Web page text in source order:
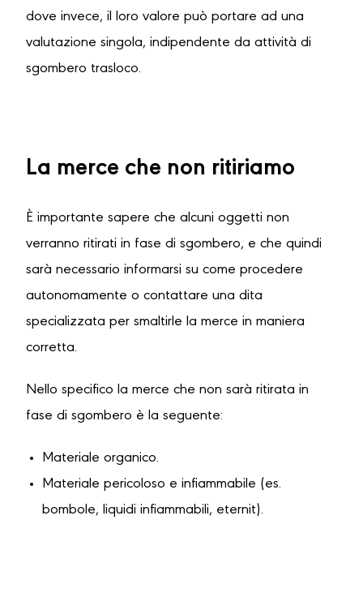
dove invece, il loro valore può portare ad una
valutazione singola, indipendente da attività di
sgombero trasloco.
La merce che non ritiriamo
È importante sapere che alcuni oggetti non
verranno ritirati in fase di sgombero, e che quindi
sarà necessario informarsi su come procedere
autonomamente o contattare una dita
specializzata per smaltirle la merce in maniera
corretta.
Nello specifico la merce che non sarà ritirata in
fase di sgombero è la seguente:
Materiale organico.
Materiale pericoloso e infiammabile (es.
bombole, liquidi infiammabili, eternit).